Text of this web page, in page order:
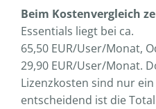
Beim Kostenvergleich
Essentials liegt bei ca.
65,50 EUR/User/Monat,
29,90 EUR/User/Monat.
Lizenzkosten sind nur
entscheidend ist die